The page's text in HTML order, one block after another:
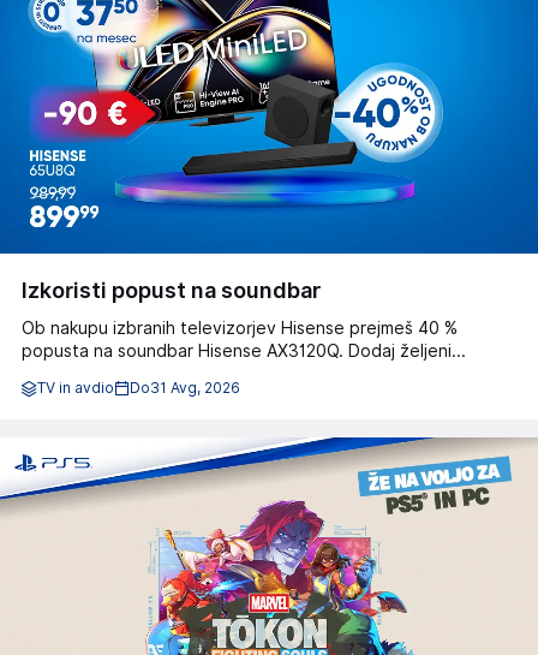
Izkoristi popust na soundbar
Ob nakupu izbranih televizorjev Hisense prejmeš 40 %
popusta na soundbar Hisense AX3120Q. Dodaj željeni...
TV in avdio Do31 Avg, 2026